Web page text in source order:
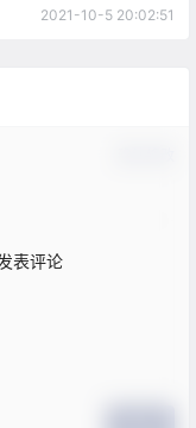
2021-10-5 20:02:51
表评论